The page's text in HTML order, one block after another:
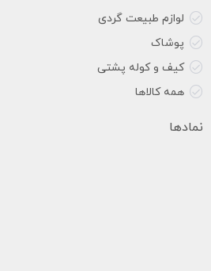
لوازم طبیعت گردی
پوشاک
کیف و کوله پشتی
همه کالاها
نمادها